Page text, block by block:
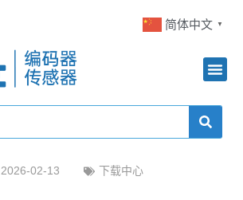
简体中文 ▼
2026-02-13 下载中心